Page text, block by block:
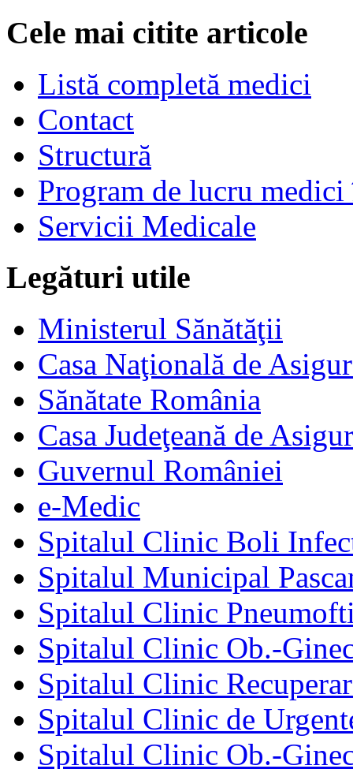
Cele mai citite articole
Listă completă medici
Contact
Structură
Program de lucru
Servicii Medicale
Legături utile
Ministerul Sănătăţii
Casa Naţională de
Sănătate România
Casa Judeţeană de
Guvernul României
e-Medic
Spitalul Clinic Boli
Spitalul Municipal
Spitalul Clinic
Spitalul Clinic Ob.-
Spitalul Clinic
Spitalul Clinic de
Spitalul Clinic Ob.-